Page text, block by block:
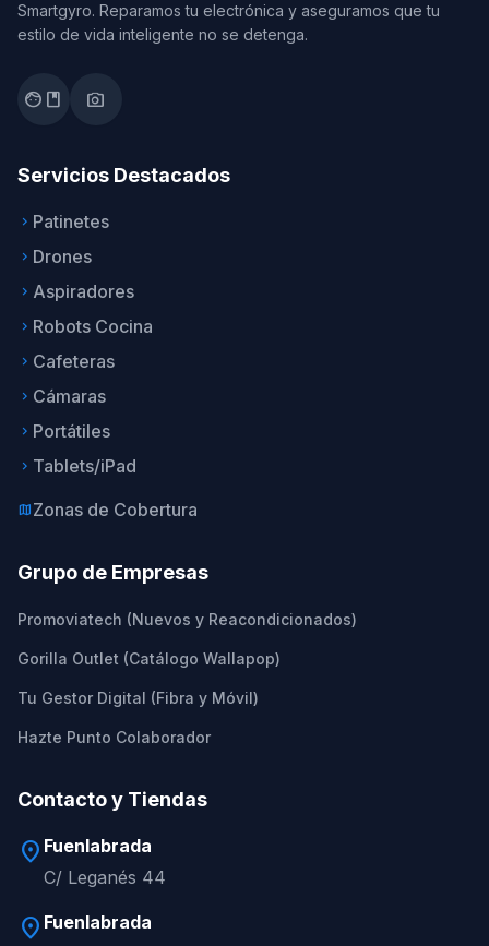
Smartgyro. Reparamos tu electrónica y aseguramos que tu
estilo de vida inteligente no se detenga.
facebook photo_camera
Servicios Destacados
keyboard_arrow_right Patinetes
keyboard_arrow_right Drones
keyboard_arrow_right Aspiradores
keyboard_arrow_right Robots Cocina
keyboard_arrow_right Cafeteras
keyboard_arrow_right Cámaras
keyboard_arrow_right Portátiles
keyboard_arrow_right Tablets/iPad
mapZonas de Cobertura
Grupo de Empresas
Promoviatech (Nuevos y Reacondicionados)
Gorilla Outlet (Catálogo Wallapop)
Tu Gestor Digital (Fibra y Móvil)
Hazte Punto Colaborador
Contacto y Tiendas
location_on Fuenlabrada
C/ Leganés 44
location_on Fuenlabrada